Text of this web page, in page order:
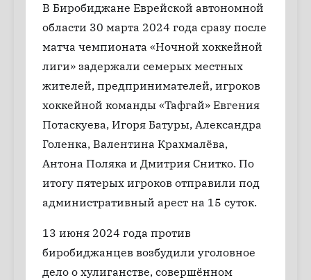
В Биробиджане Еврейской автономной
области 30 марта 2024 года сразу после
матча чемпионата «Ночной хоккейной
лиги» задержали семерых местных
жителей, предпринимателей, игроков
хоккейной команды «Тафгай» Евгения
Потаскуева, Игоря Батуры, Александра
Голенка, Валентина Крахмалёва,
Антона Поляка и Дмитрия Снитко. По
итогу пятерых игроков отправили под
административный арест на 15 суток.
13 июня 2024 года против
биробиджанцев возбудили уголовное
дело о хулиганстве, совершённом